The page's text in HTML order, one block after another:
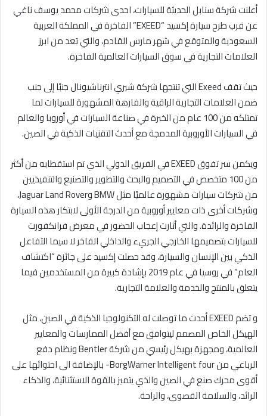
و
ن
ي
أعلنت شركة سنابل الحديثة للسيارات، احدى شركات محمد يوسف ناغي
عن قرب طرح سيارة إكسيد “EXEED” الفاخرة في المملكة العربية
السعودية والمتوقع في شهر مارس القادم، والتي تعد من ابرز
العلامات التجارية في سوق السيارات العالمية الفاخرة.
حيث تقف Exeed التي تنتجها شركة شيري انترناشيونال جنبًا إلى جنب
ضمن العلامات التجارية الراقية والفارهة المشهورة للسيارات لما
تمتلكه من 100 عام من الخبرة في صناعة السيارات في أوروبا والعالم
في السيارات الأوروبية المدمجة مع أحدث التقنيات الذكية في الصين.
ويكمن سر تفوق EXEED في الفريق الدولي الذي تم استقطابه من أكثر
من 100 متخصص في التصميم والبحث والتطوير والتصنيع والتنفيذيين
من شركات سيارات مشهورة عالميًا مثل BMW وJaguar Land Rover،
وشركات أخرى ذات معايير أوروبية من الدرجة الأولى لابتكار هذه السيارة
الفاخرة والرائدة. والتي أثارت إعجاب الحضور في معرض فرانكفورت
للسيارات بتصميمها الخارجي الجريء والداخلي الفاخر لا سيما التفاعل
الذكي بين الإنسان والسيارة، وقد حصلت إكسيد على جائزة “اكتشاف
العام” في روسيا في عام 2019 بإشادة كبيرة من المستخدمين فيما
يتعلق بالمنتج والخدمة والعلامة التجارية.
و تضم EXEED أحدث ما توصلت له التكنولوجيا الذكية في الصين، مثل
الهيكل الخاص المصمم ليتوافق مع أفضل الممارسات والمعايير
العالمية، ومجهزة بهيكل رئيسي من شركة Bentler ونظام دفع
الرباعي من BorgWarner Intelligent four- بالإضافة الى احتوائها على
أقوى محرك صنع في الصين والذي يتميز بالقوة الاستثنائية، والذكاء
الرائد، والسلامة القصوى، والراحة.